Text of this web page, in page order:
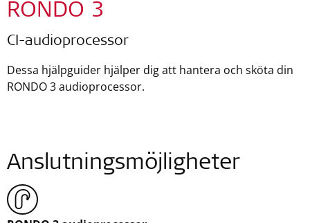
RONDO 3
CI-audioprocessor
Dessa hjälpguider hjälper dig att hantera och sköta din
RONDO 3 audioprocessor.
Anslutningsmöjligheter